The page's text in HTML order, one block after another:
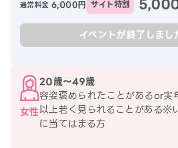
通常料金 6,000円 サイト特割
イベントが終了しまし
女性
20歳〜49歳
容姿褒められたことがあるor実
以上若く見られることがある※
に当てはまる方